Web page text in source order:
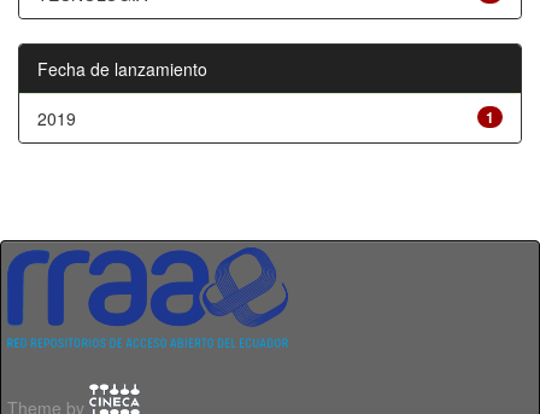
Fecha de lanzamiento
1
2019
Theme by